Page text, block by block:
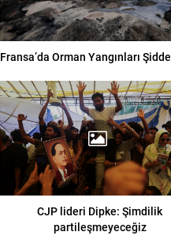
Fransa’da Orman Yangınları
CJP lideri Dipke: Şimdilik
partileşmeyeceğiz